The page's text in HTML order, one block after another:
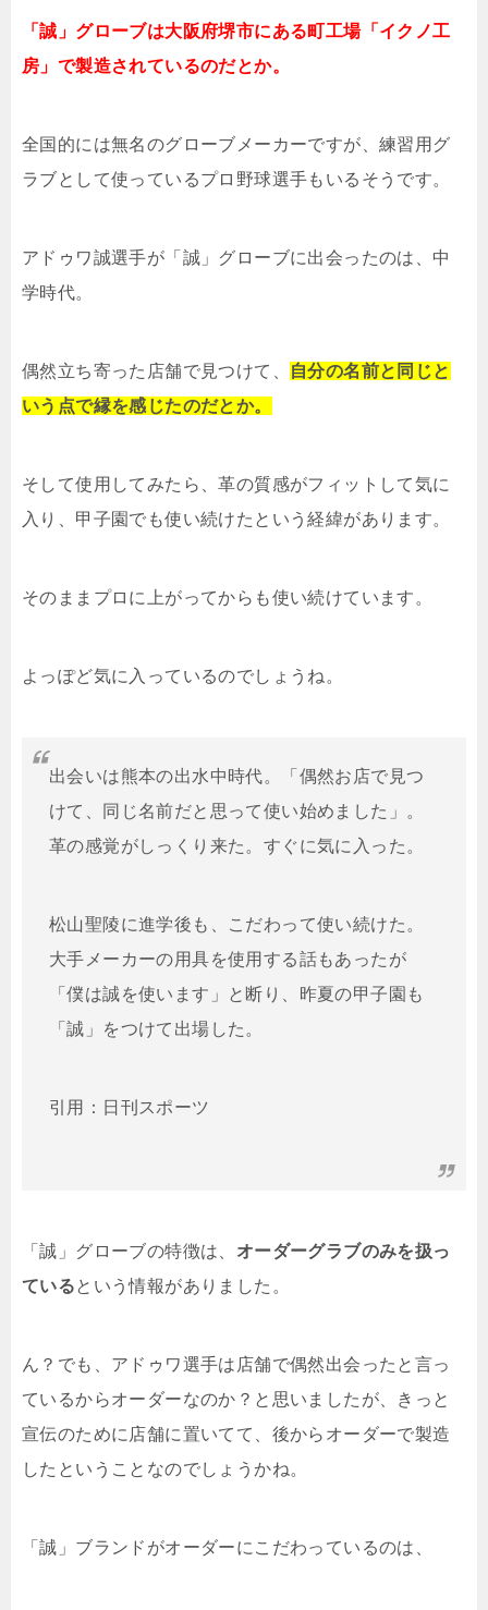
「誠」グローブは大阪府堺市にある町工場「イクノ工
房」で製造されているのだとか。
全国的には無名のグローブメーカーですが、練習用グ
ラブとして使っているプロ野球選手もいるそうです。
アドゥワ誠選手が「誠」グローブに出会ったのは、中
学時代。
偶然立ち寄った店舗で見つけて、
自分の名前と同じと
いう点で縁を感じたのだとか。
そして使用してみたら、革の質感がフィットして気に
入り、甲子園でも使い続けたという経緯があります。
そのままプロに上がってからも使い続けています。
よっぽど気に入っているのでしょうね。
出会いは熊本の出水中時代。「偶然お店で見つ
けて、同じ名前だと思って使い始めました」。
革の感覚がしっくり来た。すぐに気に入った。
松山聖陵に進学後も、こだわって使い続けた。
大手メーカーの用具を使用する話もあったが
「僕は誠を使います」と断り、昨夏の甲子園も
「誠」をつけて出場した。
引用：日刊スポーツ
「誠」グローブの特徴は、 オーダーグラブのみを扱っ
ているという情報がありました。
ん？でも、アドゥワ選手は店舗で偶然出会ったと言っ
ているからオーダーなのか？と思いましたが、きっと
宣伝のために店舗に置いてて、後からオーダーで製造
したということなのでしょうかね。
「誠」ブランドがオーダーにこだわっているのは、